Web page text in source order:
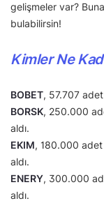
gelişmeler var?
bulabilirsin!
Kimler Ne
BOBET, 57.707 adet
BORSK, 250.000
aldı.
EKIM, 180.000 adet
aldı.
ENERY, 300.000
aldı.